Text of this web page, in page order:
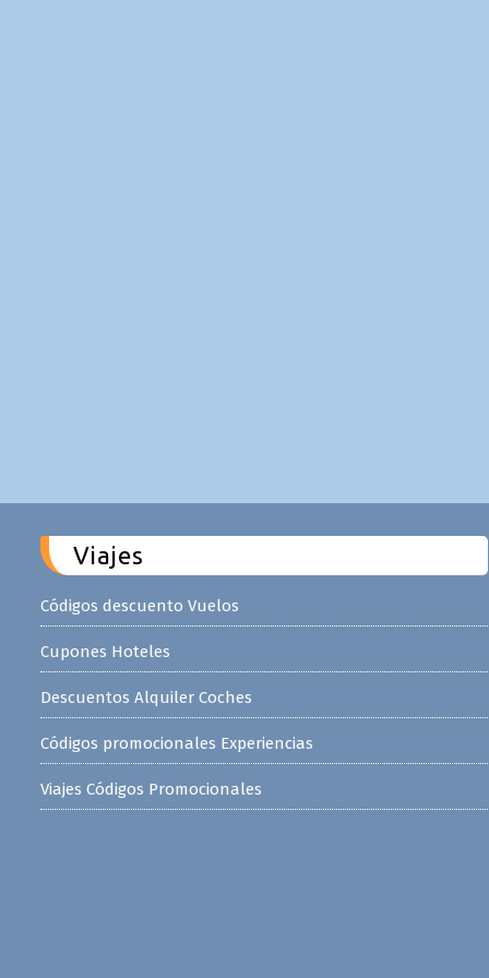
Viajes
Códigos descuento Vuelos
Cupones Hoteles
Descuentos Alquiler Coches
Códigos promocionales Experiencias
Viajes Códigos Promocionales